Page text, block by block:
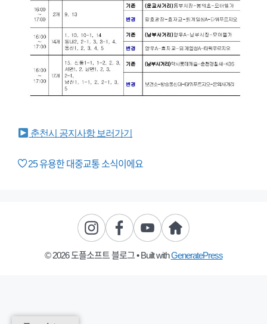
춘천시 공지사항 보러가기
25유용한 대중교통 소식이에요
© 2026 도플소프트 블로그• Built withGeneratePress